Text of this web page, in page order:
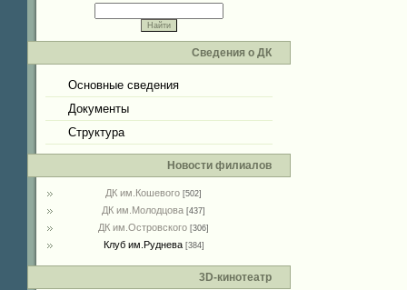
Сведения о ДК
Основные сведения
Документы
Структура
Новости филиалов
ДК им.Кошевого [502]
ДК им.Молодцова [437]
ДК им.Островского [306]
Клуб им.Руднева [384]
3D-кинотеатр